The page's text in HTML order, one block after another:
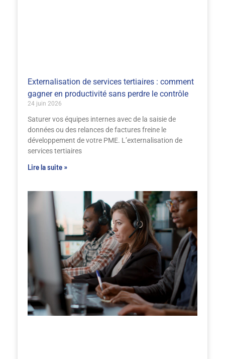
Externalisation de services tertiaires : comment
gagner en productivité sans perdre le contrôle
24 juin 2026
Saturer vos équipes internes avec de la saisie de
données ou des relances de factures freine le
développement de votre PME. L’externalisation de
services tertiaires
Lire la suite »